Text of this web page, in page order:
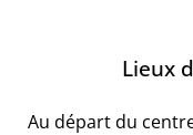
Lieux
Au départ du